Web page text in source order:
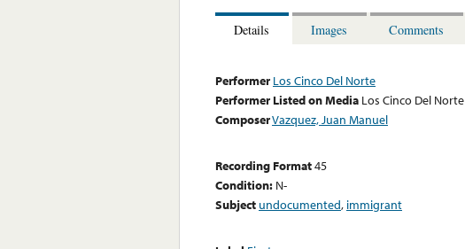
Details Images Comments
Performer Los Cinco Del Norte
Performer Listed on Media Los Cinco Del Norte
ComposerVazquez, Juan Manuel
Recording Format45
Condition: N-
Subject undocumented, immigrant